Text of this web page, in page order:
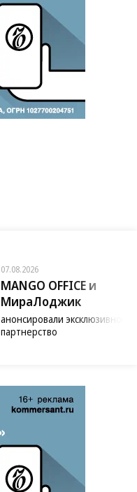
07.08.2026
MANGO OFFICE и
МираЛоджик
анонсировали эксклюзивное
партнерство